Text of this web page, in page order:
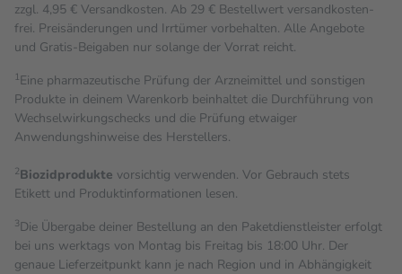
zzgl. 4,95 € Versandkosten. Ab 29 € Bestell­wert versand­kosten­
frei. Preisänderungen und Irrtümer vorbehalten. Alle Angebote
und Gratis-Beigaben nur solange der Vorrat reicht.
1Eine pharmazeutische Prüfung der Arzneimittel und sonstigen
Produkte in deinem Warenkorb beinhaltet die Durchführung von
Wechselwirkungschecks und die Prüfung etwaiger
Anwendungshinweise des Herstellers.
2Biozidprodukte vorsichtig verwenden. Vor Gebrauch stets
Etikett und Produktinformationen lesen.
3Die Übergabe deiner Bestellung an den Paketdienstleister erfolgt
bei uns werktags von Montag bis Freitag bis 18:00 Uhr. Der
genaue Lieferzeitpunkt kann je nach Region und in Abhängigkeit